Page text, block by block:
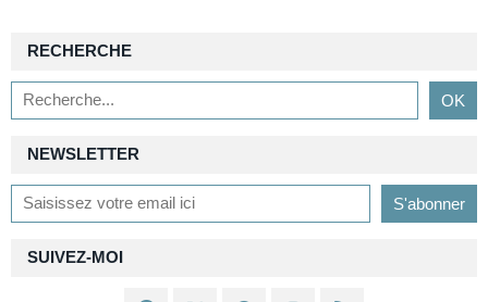
NEWSLETTER
SUIVEZ-MOI
RECHERCHE